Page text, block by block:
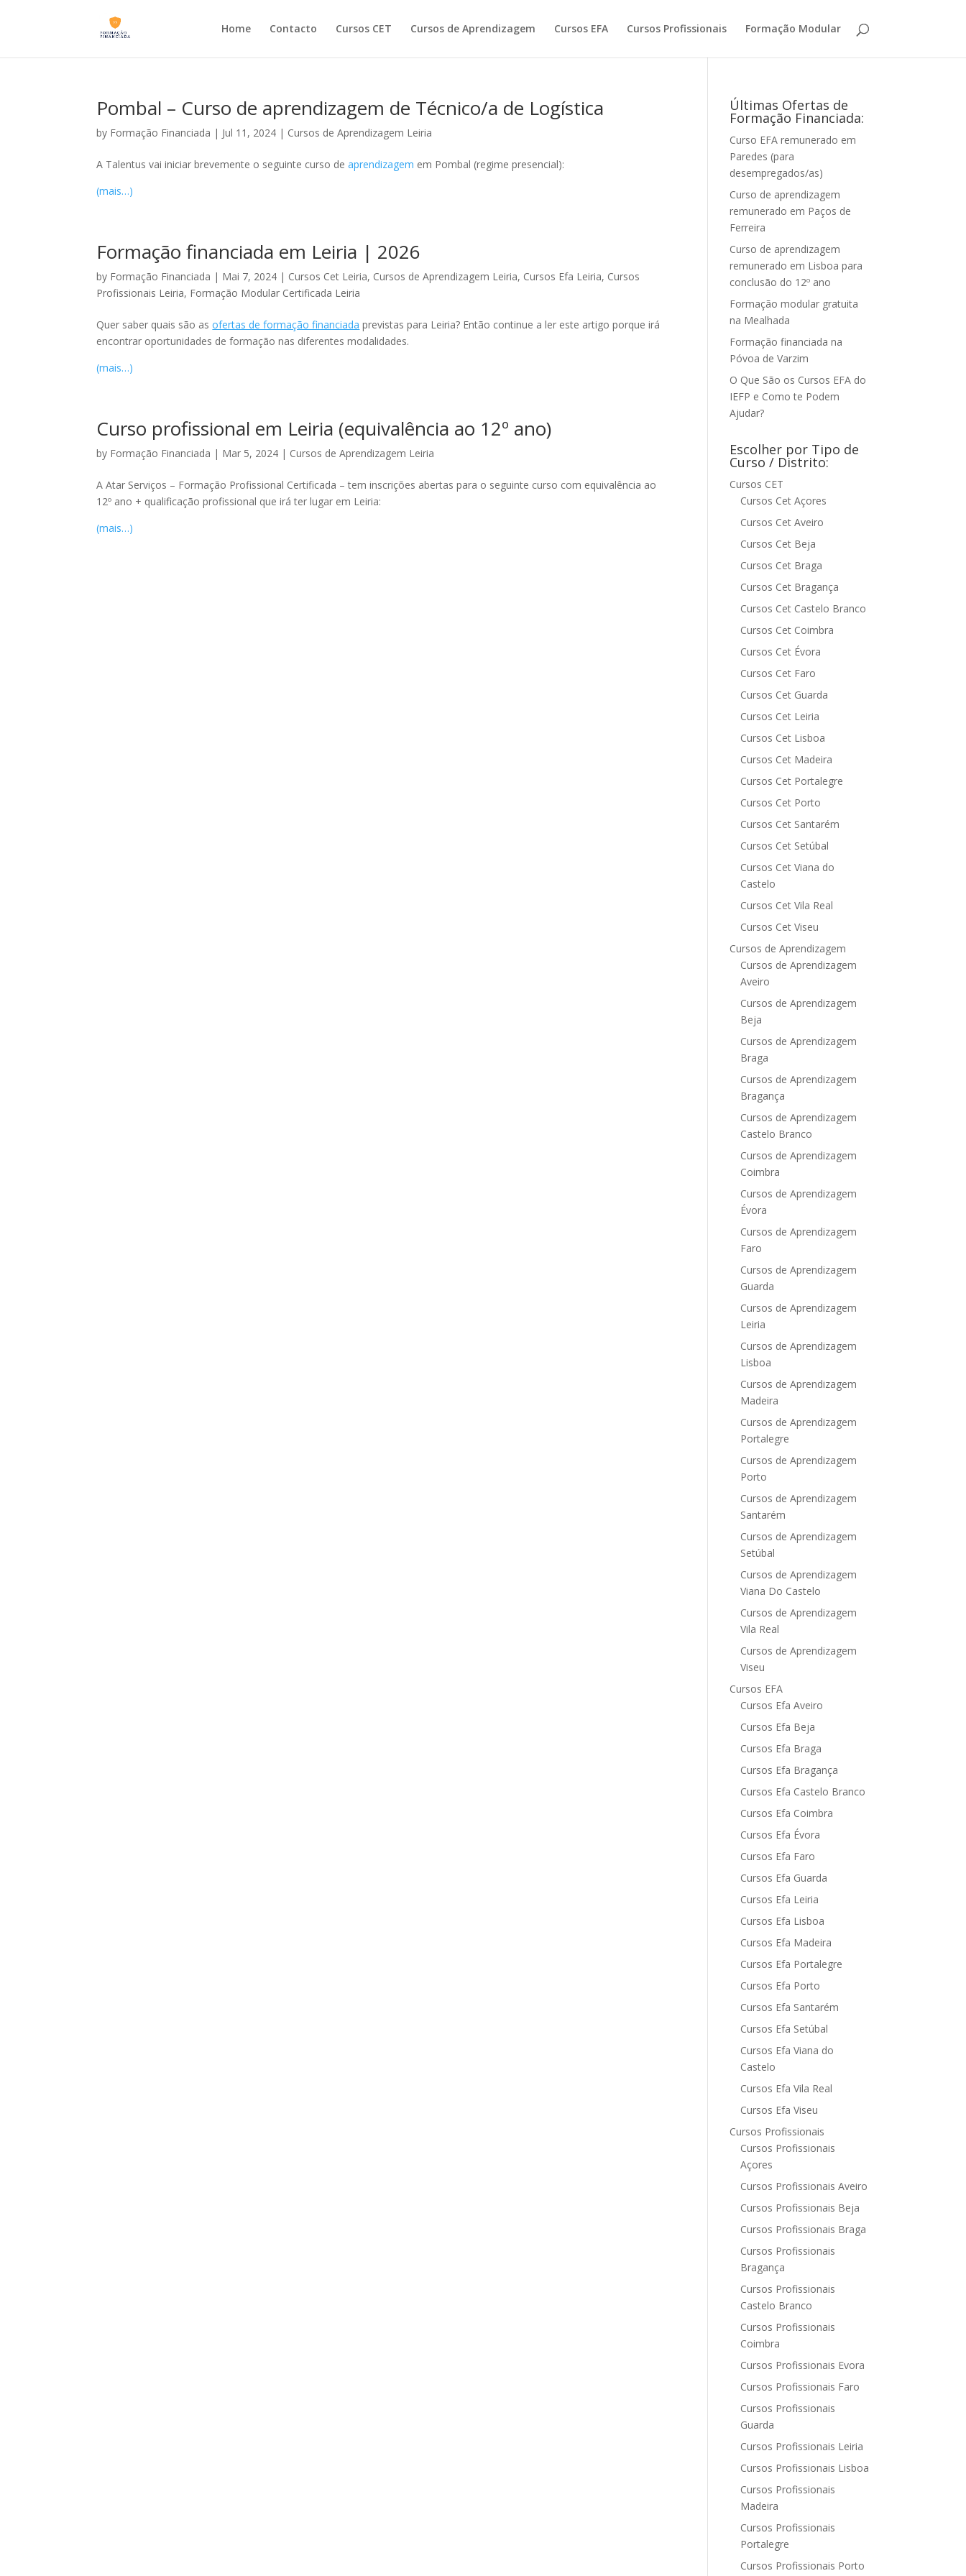
Home Contacto Cursos CET Cursos de Aprendizagem Cursos EFA Cursos Profissionais Formação Modular
Pombal – Curso de aprendizagem de Técnico/a de Logística
by Formação Financiada | Jul 11, 2024 | Cursos de Aprendizagem Leiria
A Talentus vai iniciar brevemente o seguinte curso deaprendizagem em Pombal (regime presencial):
(mais…)
Formação financiada em Leiria | 2026
by Formação Financiada | Mai 7, 2024 | Cursos Cet Leiria, Cursos de Aprendizagem Leiria, Cursos Efa Leiria, Cursos
Profissionais Leiria, Formação Modular Certificada Leiria
Quer saber quais são asofertas de formação financiada previstas para Leiria? Então continue a ler este artigo porque irá
encontrar oportunidades de formação nas diferentes modalidades.
(mais…)
Curso profissional em Leiria (equivalência ao 12º ano)
by Formação Financiada | Mar 5, 2024 | Cursos de Aprendizagem Leiria
A Atar Serviços – Formação Profissional Certificada – tem inscrições abertas para o seguinte curso com equivalência ao
12º ano + qualificação profissional que irá ter lugar em Leiria:
(mais…)
Últimas Ofertas de
Formação Financiada:
Curso EFA remunerado em
Paredes (para
desempregados/as)
Curso de aprendizagem
remunerado em Paços de
Ferreira
Curso de aprendizagem
remunerado em Lisboa para
conclusão do 12º ano
Formação modular gratuita
na Mealhada
Formação financiada na
Póvoa de Varzim
O Que São os Cursos EFA do
IEFP e Como te Podem
Ajudar?
Escolher por Tipo de
Curso / Distrito:
Cursos CET
Cursos Cet Açores
Cursos Cet Aveiro
Cursos Cet Beja
Cursos Cet Braga
Cursos Cet Bragança
Cursos Cet Castelo Branco
Cursos Cet Coimbra
Cursos Cet Évora
Cursos Cet Faro
Cursos Cet Guarda
Cursos Cet Leiria
Cursos Cet Lisboa
Cursos Cet Madeira
Cursos Cet Portalegre
Cursos Cet Porto
Cursos Cet Santarém
Cursos Cet Setúbal
Cursos Cet Viana do
Castelo
Cursos Cet Vila Real
Cursos Cet Viseu
Cursos de Aprendizagem
Cursos de Aprendizagem
Aveiro
Cursos de Aprendizagem
Beja
Cursos de Aprendizagem
Braga
Cursos de Aprendizagem
Bragança
Cursos de Aprendizagem
Castelo Branco
Cursos de Aprendizagem
Coimbra
Cursos de Aprendizagem
Évora
Cursos de Aprendizagem
Faro
Cursos de Aprendizagem
Guarda
Cursos de Aprendizagem
Leiria
Cursos de Aprendizagem
Lisboa
Cursos de Aprendizagem
Madeira
Cursos de Aprendizagem
Portalegre
Cursos de Aprendizagem
Porto
Cursos de Aprendizagem
Santarém
Cursos de Aprendizagem
Setúbal
Cursos de Aprendizagem
Viana Do Castelo
Cursos de Aprendizagem
Vila Real
Cursos de Aprendizagem
Viseu
Cursos EFA
Cursos Efa Aveiro
Cursos Efa Beja
Cursos Efa Braga
Cursos Efa Bragança
Cursos Efa Castelo Branco
Cursos Efa Coimbra
Cursos Efa Évora
Cursos Efa Faro
Cursos Efa Guarda
Cursos Efa Leiria
Cursos Efa Lisboa
Cursos Efa Madeira
Cursos Efa Portalegre
Cursos Efa Porto
Cursos Efa Santarém
Cursos Efa Setúbal
Cursos Efa Viana do
Castelo
Cursos Efa Vila Real
Cursos Efa Viseu
Cursos Profissionais
Cursos Profissionais
Açores
Cursos Profissionais Aveiro
Cursos Profissionais Beja
Cursos Profissionais Braga
Cursos Profissionais
Bragança
Cursos Profissionais
Castelo Branco
Cursos Profissionais
Coimbra
Cursos Profissionais Evora
Cursos Profissionais Faro
Cursos Profissionais
Guarda
Cursos Profissionais Leiria
Cursos Profissionais Lisboa
Cursos Profissionais
Madeira
Cursos Profissionais
Portalegre
Cursos Profissionais Porto